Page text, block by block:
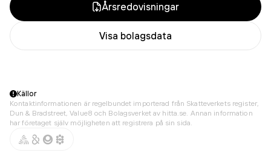
Årsredovisningar
Visa bolagsdata
Källor
Kontaktinformationen är regelbundet importerad från Skatteverkets register,
Dun & Bradstreet, Value8 och Bolagsverket av hitta.se. Annan information
har företaget själv möjligheten att registrera på sin sida.